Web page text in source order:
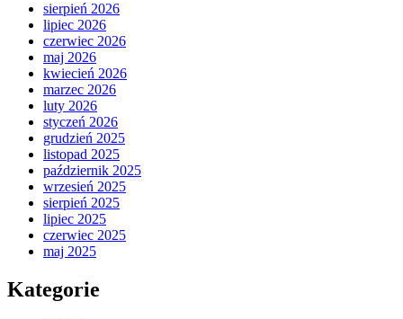
sierpień 2026
lipiec 2026
czerwiec 2026
maj 2026
kwiecień 2026
marzec 2026
luty 2026
styczeń 2026
grudzień 2025
listopad 2025
październik 2025
wrzesień 2025
sierpień 2025
lipiec 2025
czerwiec 2025
maj 2025
Kategorie